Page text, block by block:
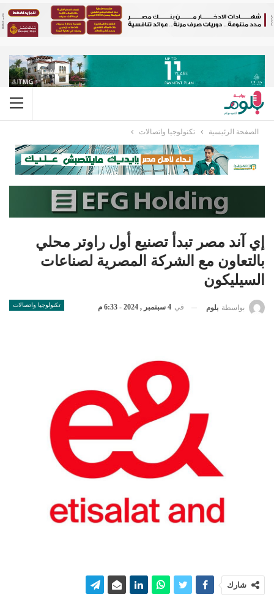
الصفحة الرئيسية تكنولوجيا واتصالات
إي آند مصر تبدأ تصنيع أول راوتر محلي
بالتعاون مع الشركة المصرية لصناعات
السيليكون
تكنولوجيا واتصالات بواسطة بلوم في 4 سبتمبر , 2024 - 6:33 م
شارك